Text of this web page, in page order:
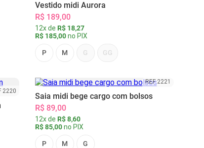
Vestido midi Aurora
R$ 189,00
12x de R$ 18,27
R$ 185,00no PIX
P M G GG
2220
REF 2221
Saia midi bege cargo com bolsos
R$ 89,00
12x de R$ 8,60
R$ 85,00no PIX
P M G